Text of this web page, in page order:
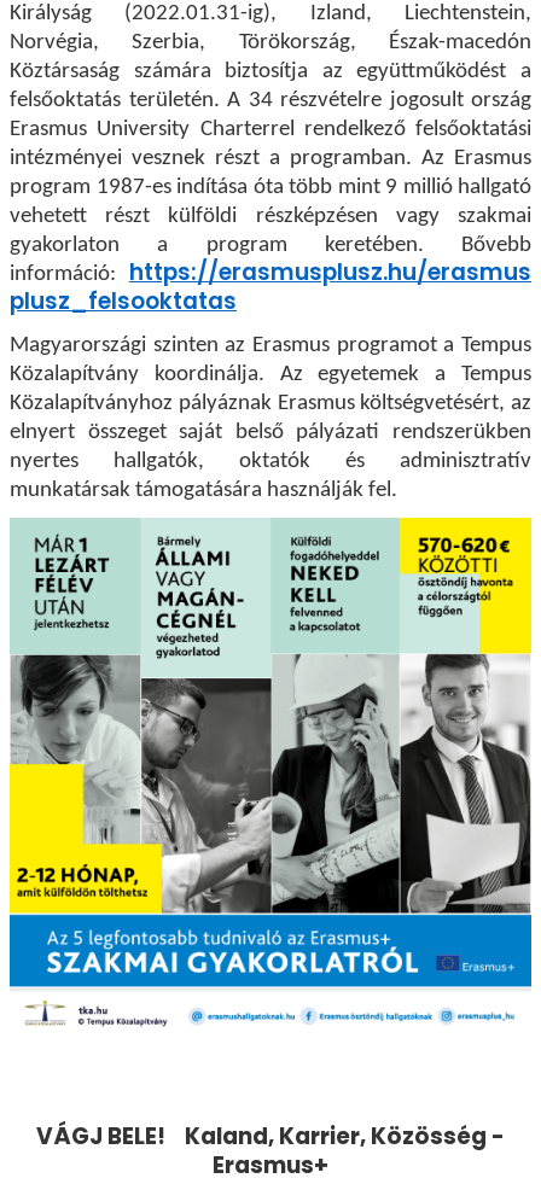
Királyság (2022.01.31-ig), Izland, Liechtenstein,
Norvégia, Szerbia, Törökország, Észak-macedón
Köztársaság számára biztosítja az együttműködést a
felsőoktatás területén. A 34 részvételre jogosult ország
Erasmus University Charterrel rendelkező felsőoktatási
intézményei vesznek részt a programban. Az Erasmus
program 1987-es indítása óta több mint 9 millió hallgató
vehetett részt külföldi részképzésen vagy szakmai
gyakorlaton a program keretében. Bővebb
információ: https://erasmusplusz.hu/erasmus
plusz_felsooktatas
Magyarországi szinten az Erasmus programot a Tempus
Közalapítvány koordinálja. Az egyetemek a Tempus
Közalapítványhoz pályáznak Erasmus költségvetésért, az
elnyert összeget saját belső pályázati rendszerükben
nyertes hallgatók, oktatók és adminisztratív
munkatársak támogatására használják fel.
VÁGJ BELE! Kaland, Karrier, Közösség -
Erasmus+